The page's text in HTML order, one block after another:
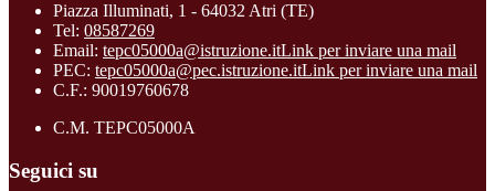
Piazza Illuminati, 1 - 64032 Atri (TE)
Tel: 08587269
Email: tepc05000a@istruzione.itLink per inviare una mail
PEC: tepc05000a@pec.istruzione.itLink per inviare una mail
C.F.: 90019760678
C.M. TEPC05000A
Seguici su